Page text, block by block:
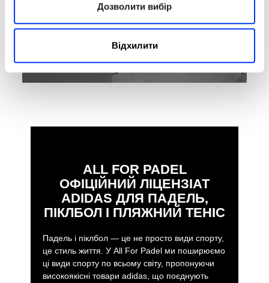
Дозволити вибір
Відхилити
ALL FOR PADEL
ОФІЦІЙНИЙ ЛІЦЕНЗІАТ
ADIDAS ДЛЯ ПАДЕЛЬ,
ПІКЛБОЛ І ПЛЯЖНИЙ ТЕНІС
Падель і піклбол — це не просто види спорту,
це стиль життя. У All For Padel ми поширюємо
ці види спорту по всьому світу, пропонуючи
високоякісні товари adidas, що поєднують